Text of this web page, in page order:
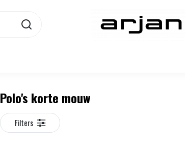
Polo's korte mouw
Filters